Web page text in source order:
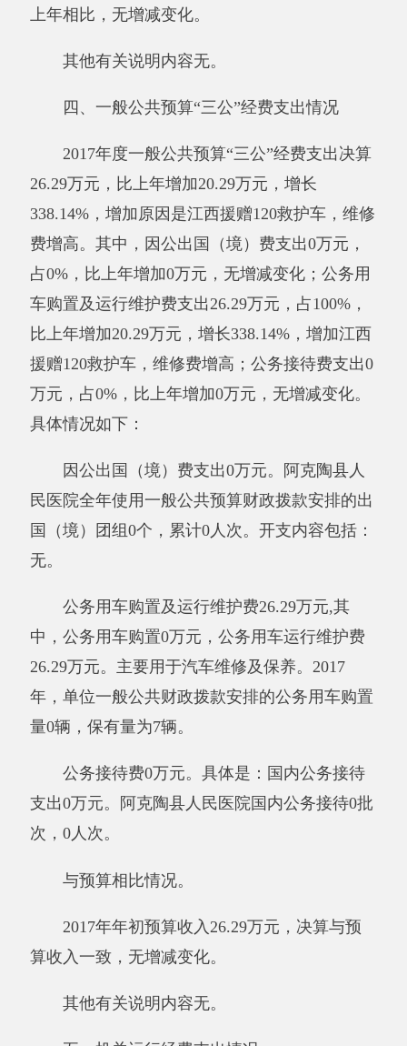
2017年度阿克陶县人民医院机关运行经费支
化。因我院属于事业差额单位，日常公用经费我
院自行承担。
六、政府采购情况
阿克陶县人民医院政府采购计划0万元，其
中：政府采购货物支出0万元、政府采购工程支
出0万元、政府采购服务支出0万元；实际采购0
万元，其中：政府采购货物支出0万元、政府采
购工程支出0万元、政府采购服务支出0万元。
其他有关说明内容无。
截至2017年12月31日，资产总计17341.56万
8007.56万元，其中：房屋21586.5平方米，价值
2897.7万元，共有车辆7辆，价值16.69万元，其
中：部级领导干部用车1辆、一般公务用车6辆、
其他用车0辆；单位价值50万元以上通用设备10
台（套）、单位价值100万元以上专用设备1台
（套），其他固定资产价值2480.89万元。
（二）国有资产收益征缴情况说明
截至2017年12月31日，阿克陶县人民医院资
万元。其中：已缴国库0万元，已缴财政专户0万
其他有关说明内容无。
况说明